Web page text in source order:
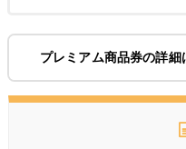
プレミアム商品券の詳細